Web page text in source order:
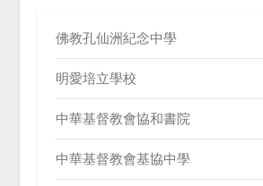
佛教孔仙洲紀念中學
明愛培立學校
中華基督教會協和書院
中華基督教會基協中學